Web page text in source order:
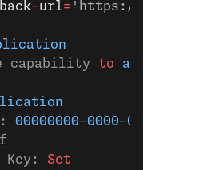
-url= 'https://
capability to
00000000-0000-0000-0000-
Key: Set